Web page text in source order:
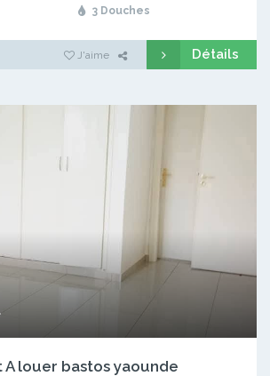
3 Douches
J'aime Détails
louer bastos yaounde